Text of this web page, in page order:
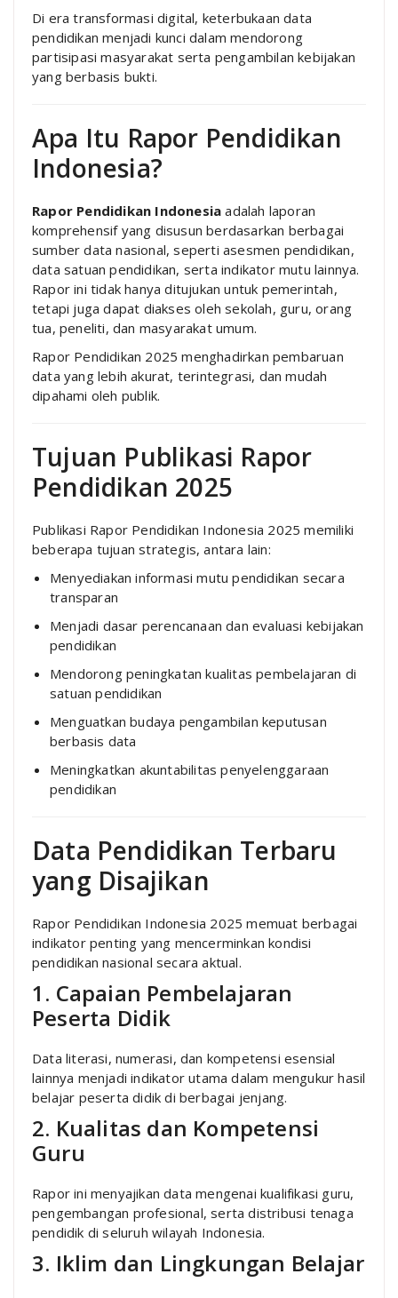
Di era transformasi digital, keterbukaan data
pendidikan menjadi kunci dalam mendorong
partisipasi masyarakat serta pengambilan kebijakan
yang berbasis bukti.
Apa Itu Rapor Pendidikan
Indonesia?
Rapor Pendidikan Indonesia adalah laporan
komprehensif yang disusun berdasarkan berbagai
sumber data nasional, seperti asesmen pendidikan,
data satuan pendidikan, serta indikator mutu lainnya.
Rapor ini tidak hanya ditujukan untuk pemerintah,
tetapi juga dapat diakses oleh sekolah, guru, orang
tua, peneliti, dan masyarakat umum.
Rapor Pendidikan 2025 menghadirkan pembaruan
data yang lebih akurat, terintegrasi, dan mudah
dipahami oleh publik.
Tujuan Publikasi Rapor
Pendidikan 2025
Publikasi Rapor Pendidikan Indonesia 2025 memiliki
beberapa tujuan strategis, antara lain:
Menyediakan informasi mutu pendidikan secara
transparan
Menjadi dasar perencanaan dan evaluasi kebijakan
pendidikan
Mendorong peningkatan kualitas pembelajaran di
satuan pendidikan
Menguatkan budaya pengambilan keputusan
berbasis data
Meningkatkan akuntabilitas penyelenggaraan
pendidikan
Data Pendidikan Terbaru
yang Disajikan
Rapor Pendidikan Indonesia 2025 memuat berbagai
indikator penting yang mencerminkan kondisi
pendidikan nasional secara aktual.
1. Capaian Pembelajaran
Peserta Didik
Data literasi, numerasi, dan kompetensi esensial
lainnya menjadi indikator utama dalam mengukur hasil
belajar peserta didik di berbagai jenjang.
2. Kualitas dan Kompetensi
Guru
Rapor ini menyajikan data mengenai kualifikasi guru,
pengembangan profesional, serta distribusi tenaga
pendidik di seluruh wilayah Indonesia.
3. Iklim dan Lingkungan Belajar